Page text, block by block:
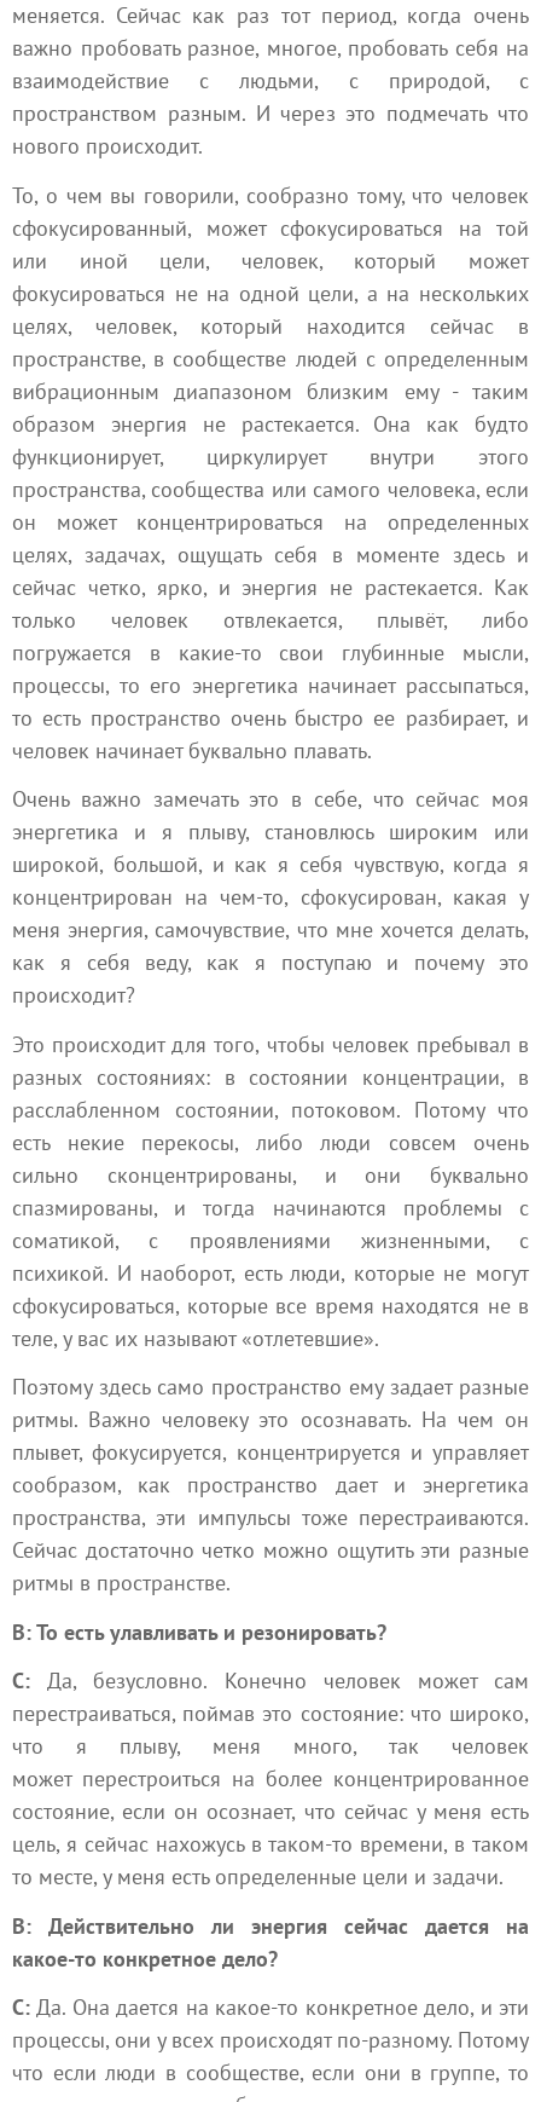
меняется. Сейчас как раз тот период, когда очень
важно пробовать разное, многое, пробовать себя на
взаимодействие с людьми, с природой, с
пространством разным. И через это подмечать что
нового происходит.
То, о чем вы говорили, сообразно тому, что человек
сфокусированный, может сфокусироваться на той
или иной цели, человек, который может
фокусироваться не на одной цели, а на нескольких
целях, человек, который находится сейчас в
пространстве, в сообществе людей с определенным
вибрационным диапазоном близким ему - таким
образом энергия не растекается. Она как будто
функционирует, циркулирует внутри этого
пространства, сообщества или самого человека, если
он может концентрироваться на определенных
целях, задачах, ощущать себя в моменте здесь и
сейчас четко, ярко, и энергия не растекается. Как
только человек отвлекается, плывёт, либо
погружается в какие-то свои глубинные мысли,
процессы, то его энергетика начинает рассыпаться,
то есть пространство очень быстро ее разбирает, и
человек начинает буквально плавать.
Очень важно замечать это в себе, что сейчас моя
энергетика и я плыву, становлюсь широким или
широкой, большой, и как я себя чувствую, когда я
концентрирован на чем-то, сфокусирован, какая у
меня энергия, самочувствие, что мне хочется делать,
как я себя веду, как я поступаю и почему это
происходит?
Это происходит для того, чтобы человек пребывал в
разных состояниях: в состоянии концентрации, в
расслабленном состоянии, потоковом. Потому что
есть некие перекосы, либо люди совсем очень
сильно сконцентрированы, и они буквально
спазмированы, и тогда начинаются проблемы с
соматикой, с проявлениями жизненными, с
психикой. И наоборот, есть люди, которые не могут
сфокусироваться, которые все время находятся не в
теле, у вас их называют «отлетевшие».
Поэтому здесь само пространство ему задает разные
ритмы. Важно человеку это осознавать. На чем он
плывет, фокусируется, концентрируется и управляет
сообразом, как пространство дает и энергетика
пространства, эти импульсы тоже перестраиваются.
Сейчас достаточно четко можно ощутить эти разные
ритмы в пространстве.
В: То есть улавливать и резонировать?
С: Да, безусловно. Конечно человек может сам
перестраиваться, поймав это состояние: что широко,
что я плыву, меня много, так человек
может перестроиться на более концентрированное
состояние, если он осознает, что сейчас у меня есть
цель, я сейчас нахожусь в таком-то времени, в таком
то месте, у меня есть определенные цели и задачи.
В: Действительно ли энергия сейчас дается на
какое-то конкретное дело?
С: Да. Она дается на какое-то конкретное дело, и эти
процессы, они у всех происходят по-разному. Потому
что если люди в сообществе, если они в группе, то